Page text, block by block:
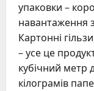
упаковки –
навантаження
Картонні
– усе це
кубічний метр
кілограмів